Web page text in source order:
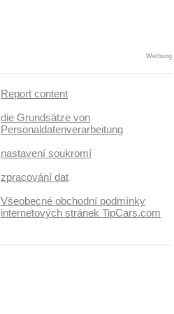
Werbung
Report content
die Grundsätze von
Personaldatenverarbeitung
nastavení soukromí
zpracování dat
Všeobecné obchodní podmínky
internetových stránek TipCars.com